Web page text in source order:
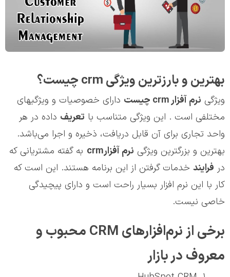
بهترین و بارزترین ویژگی crm چیست؟
ویژگی نرم آفزارcrm چیست
دارای خصوصیات و ویژگی‎های
مختلفی است . این ویژگی متناسب با تعریف داده در هر
واحد تجاری برای آن قابل دریافت، ذخیره و اجرا می‌باشد.
بهترین و بزرگترین ویژگی نرم آفزارcrm به گفته مشتریانی که
در فرایند خدمات گرفتن از این برنامه هستند. این است که
کار با این نرم افزار بسیار راحت است و دارای پیچیدگی
خاصی نیست.
برخی از نرم‌افزارهای CRM محبوب و
معروف در بازار